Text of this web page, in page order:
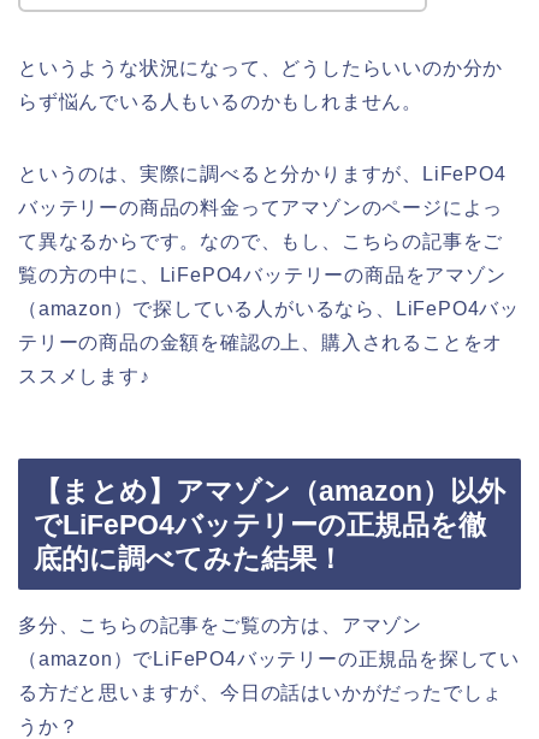
というような状況になって、どうしたらいいのか分か
らず悩んでいる人もいるのかもしれません。
というのは、実際に調べると分かりますが、LiFePO4
バッテリーの商品の料金ってアマゾンのページによっ
て異なるからです。なので、もし、こちらの記事をご
覧の方の中に、LiFePO4バッテリーの商品をアマゾン
（amazon）で探している人がいるなら、LiFePO4バッ
テリーの商品の金額を確認の上、購入されることをオ
ススメします♪
【まとめ】アマゾン（amazon）以外
でLiFePO4バッテリーの正規品を徹
底的に調べてみた結果！
多分、こちらの記事をご覧の方は、アマゾン
（amazon）でLiFePO4バッテリーの正規品を探してい
る方だと思いますが、今日の話はいかがだったでしょ
うか？